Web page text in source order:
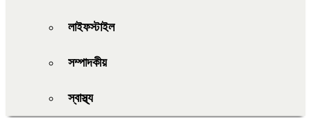
লাইফস্টাইল
সম্পাদকীয়
স্বাস্থ্য